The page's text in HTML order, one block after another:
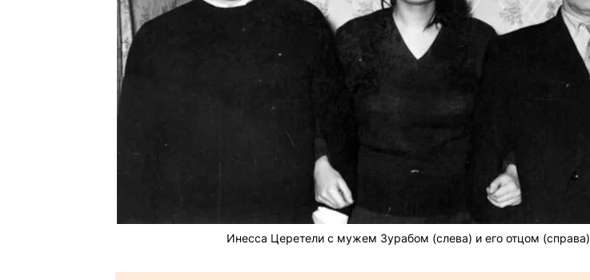
Инесса Церетели с мужем Зурабом (слева) и его отцом (справа)